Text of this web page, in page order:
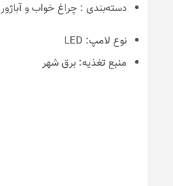
دسته‌بندی : چراغ خواب و آباژور
نوع لامپ: LED
منبع تغذیه: برق شهر